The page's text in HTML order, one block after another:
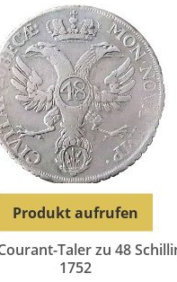
Taler zu 48
1752
Produkt aufrufen